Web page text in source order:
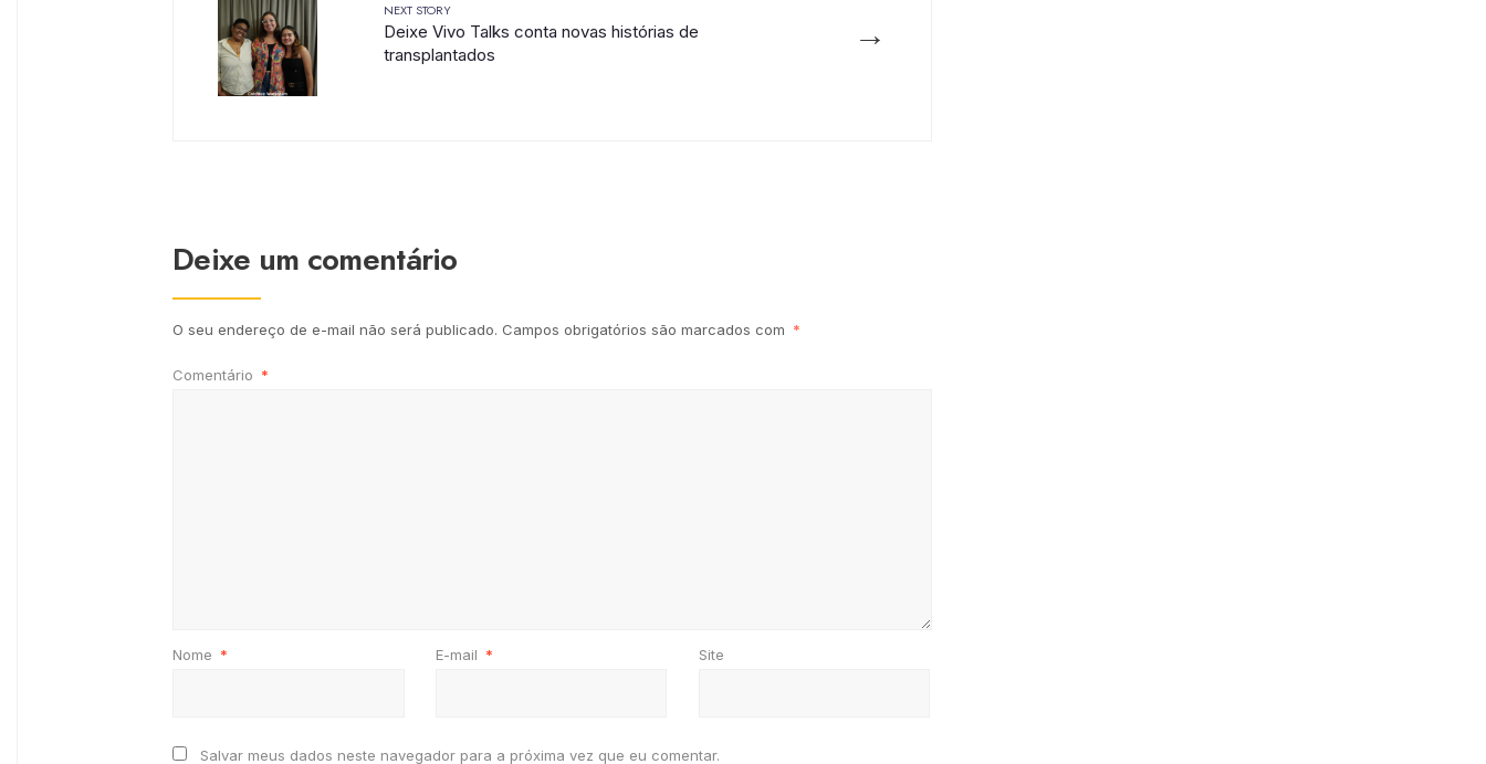
→
NEXT STORY
Deixe Vivo Talks conta novas histórias de
transplantados
Deixe um comentário
O seu endereço de e-mail não será publicado. Campos obrigatórios são marcados com *
Comentário *
Nome * E-mail * Site
Salvar meus dados neste navegador para a próxima vez que eu comentar.